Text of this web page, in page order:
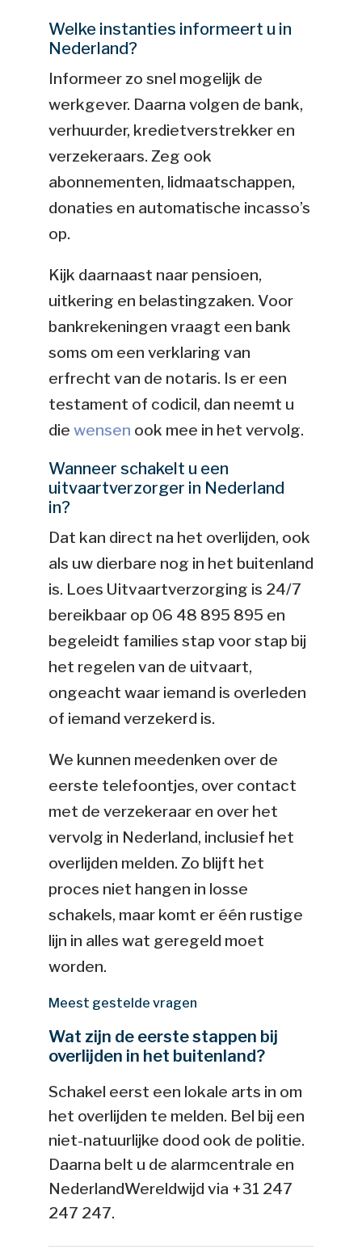
Welke instanties informeert u in
Nederland?
Informeer zo snel mogelijk de
werkgever. Daarna volgen de bank,
verhuurder, kredietverstrekker en
verzekeraars. Zeg ook
abonnementen, lidmaatschappen,
donaties en automatische incasso’s
op.
Kijk daarnaast naar pensioen,
uitkering en belastingzaken. Voor
bankrekeningen vraagt een bank
soms om een verklaring van
erfrecht van de notaris. Is er een
testament of codicil, dan neemt u
die wensen ook mee in het vervolg.
Wanneer schakelt u een
uitvaartverzorger in Nederland
in?
Dat kan direct na het overlijden, ook
als uw dierbare nog in het buitenland
is. Loes Uitvaartverzorging is 24/7
bereikbaar op 06 48 895 895 en
begeleidt families stap voor stap bij
het regelen van de uitvaart,
ongeacht waar iemand is overleden
of iemand verzekerd is.
We kunnen meedenken over de
eerste telefoontjes, over contact
met de verzekeraar en over het
vervolg in Nederland, inclusief het
overlijden melden. Zo blijft het
proces niet hangen in losse
schakels, maar komt er één rustige
lijn in alles wat geregeld moet
worden.
Meest gestelde vragen
Wat zijn de eerste stappen bij
overlijden in het buitenland?
Schakel eerst een lokale arts in om
het overlijden te melden. Bel bij een
niet-natuurlijke dood ook de politie.
Daarna belt u de alarmcentrale en
NederlandWereldwijd via +31 247
247 247.